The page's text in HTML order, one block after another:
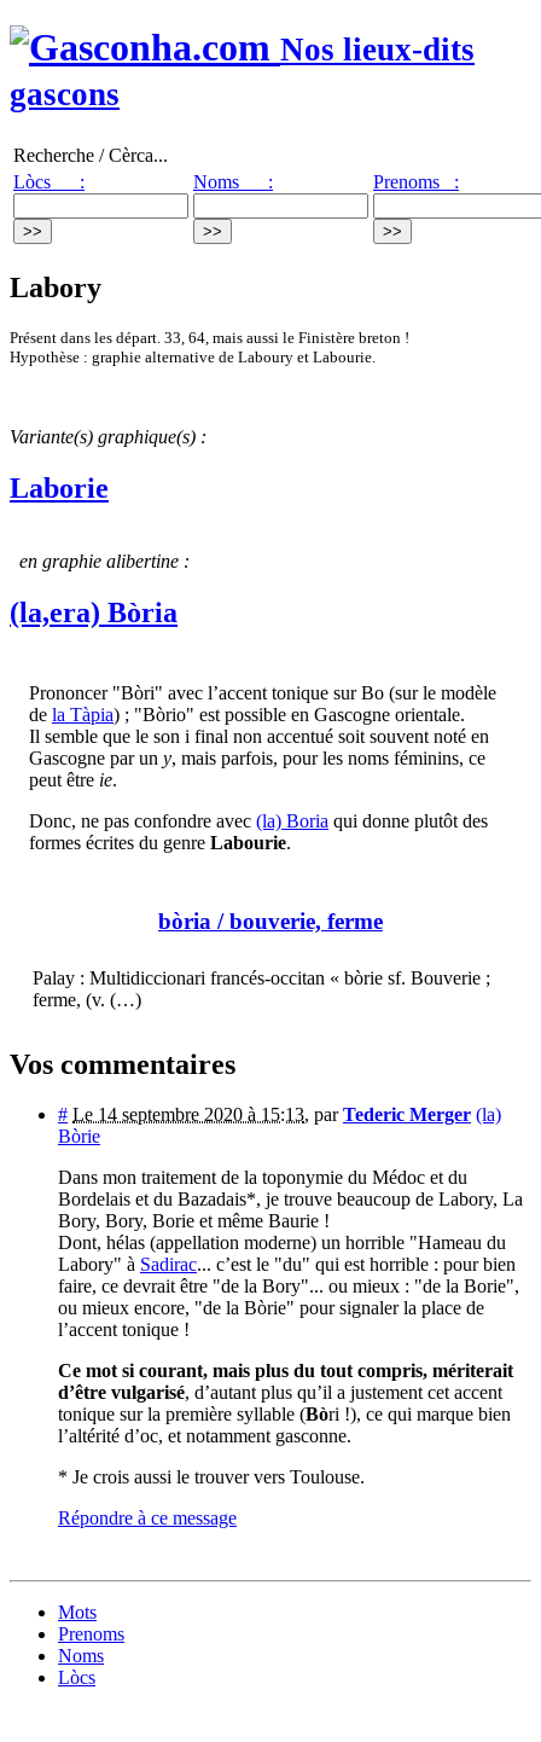
Nos lieux-dits
gascons
Recherche / Cèrca...
Lòcs :
Noms : Prenoms :
Labory
Présent dans les départ. 33, 64, mais aussi le Finistère breton !
Hypothèse : graphie alternative de Laboury et Labourie.
Variante(s) graphique(s) :
Laborie
en graphie alibertine :
(la,era) Bòria
Prononcer "Bòri" avec l’accent tonique sur Bo (sur le modèle
de la Tàpia) ; "Bòrio" est possible en Gascogne orientale.
Il semble que le son i final non accentué soit souvent noté en
Gascogne par un y, mais parfois, pour les noms féminins, ce
peut être ie.
Donc, ne pas confondre avec (la) Boria qui donne plutôt des
formes écrites du genre Labourie.
bòria / bouverie, ferme
Palay : Multidiccionari francés-occitan « bòrie sf. Bouverie ;
ferme, (v. (…)
Vos commentaires
# Le 14 septembre 2020 à 15:13, parTederic Merger (la)
Bòrie
Dans mon traitement de la toponymie du Médoc et du
Bordelais et du Bazadais*, je trouve beaucoup de Labory, La
Bory, Bory, Borie et même Baurie !
Dont, hélas (appellation moderne) un horrible "Hameau du
Labory" à Sadirac... c’est le "du" qui est horrible : pour bien
faire, ce devrait être "de la Bory"... ou mieux : "de la Borie",
ou mieux encore, "de la Bòrie" pour signaler la place de
l’accent tonique !
Ce mot si courant, mais plus du tout compris, mériterait
d’être vulgarisé, d’autant plus qu’il a justement cet accent
tonique sur la première syllable (Bòri !), ce qui marque bien
l’altérité d’oc, et notamment gasconne.
* Je crois aussi le trouver vers Toulouse.
Répondre à ce message
Mots
Prenoms
Noms
Lòcs